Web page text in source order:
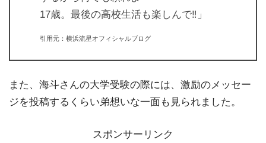
17歳。最後の高校生活も楽しんで‼︎」
引用元：横浜流星オフィシャルブログ
また、海斗さんの大学受験の際には、激励のメッセー
ジを投稿するくらい弟想いな一面も見られました。
スポンサーリンク